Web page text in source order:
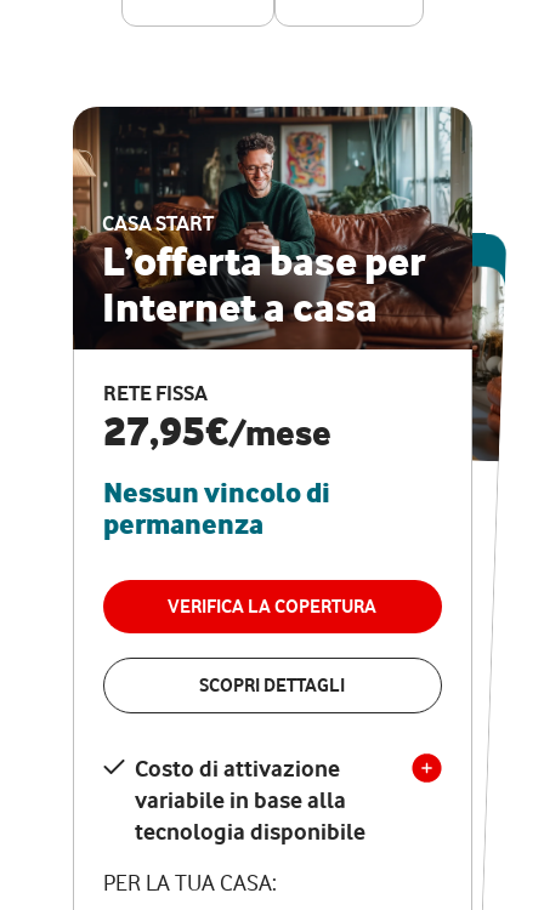
CASA START
L’offerta base per
Internet a casa
RETE FISSA
27,95€/mese
Nessun vincolo di
permanenza
VERIFICA LA COPERTURA
SCOPRI DETTAGLI
Costo di attivazione
variabile in base alla
tecnologia disponibile
PER LA TUA CASA:
ESCLUSIVA ONLINE
CASA PRO
Internet veloce e
vantaggi speciali
RETE FISSA + VODAFONE CLUB
29,95€
permanenza
VERIFICA LA COPERTURA
Costo di attivazione
variabile in base alla
tecnologia disponibile
PER LA TUA CASA: